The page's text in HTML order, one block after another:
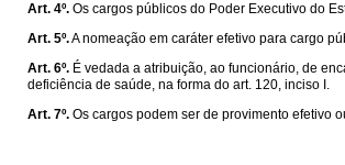
Art. 4º. Os cargos públicos do Poder Executivo do
Art. 5º.A nomeação em caráter efetivo para cargo
Art. 6º. É vedada a atribuição, ao funcionário, de
deficiência de saúde, na forma do art. 120, inciso I.
Art. 7º. Os cargos podem ser de provimento efetivo